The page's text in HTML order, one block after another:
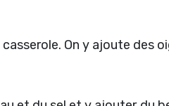
On y ajoute des